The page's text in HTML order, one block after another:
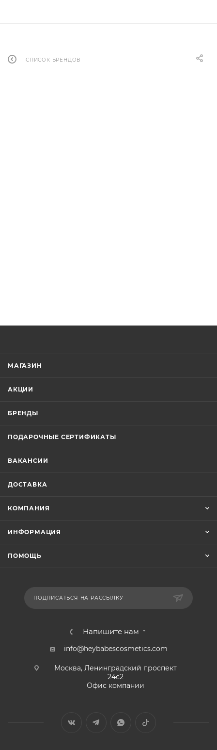
СПИСОК БРЕНДОВ
МАГАЗИН
АКЦИИ
БРЕНДЫ
ПОДАРОЧНЫЕ СЕРТИФИКАТЫ
ВАКАНСИИ
ДОСТАВКА
КОМПАНИЯ
ИНФОРМАЦИЯ
ПОМОЩЬ
ПОДПИСАТЬСЯ НА РАССЫЛКУ
Напишите нам
info@heybabescosmetics.com
Москва, Ленинградский проспект
24с2
Офис компании